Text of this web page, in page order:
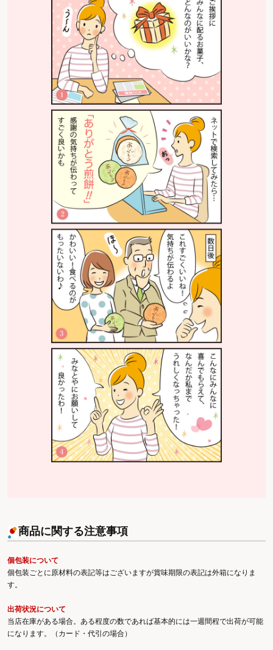
商品に関する注意事項
個包装について
個包装ごとに原材料の表記等はございますが賞味期限の表記は外箱になりま
す。
出荷状況について
当店在庫がある場合。ある程度の数であれば基本的には一週間程で出荷が可能
になります。（カード・代引の場合）